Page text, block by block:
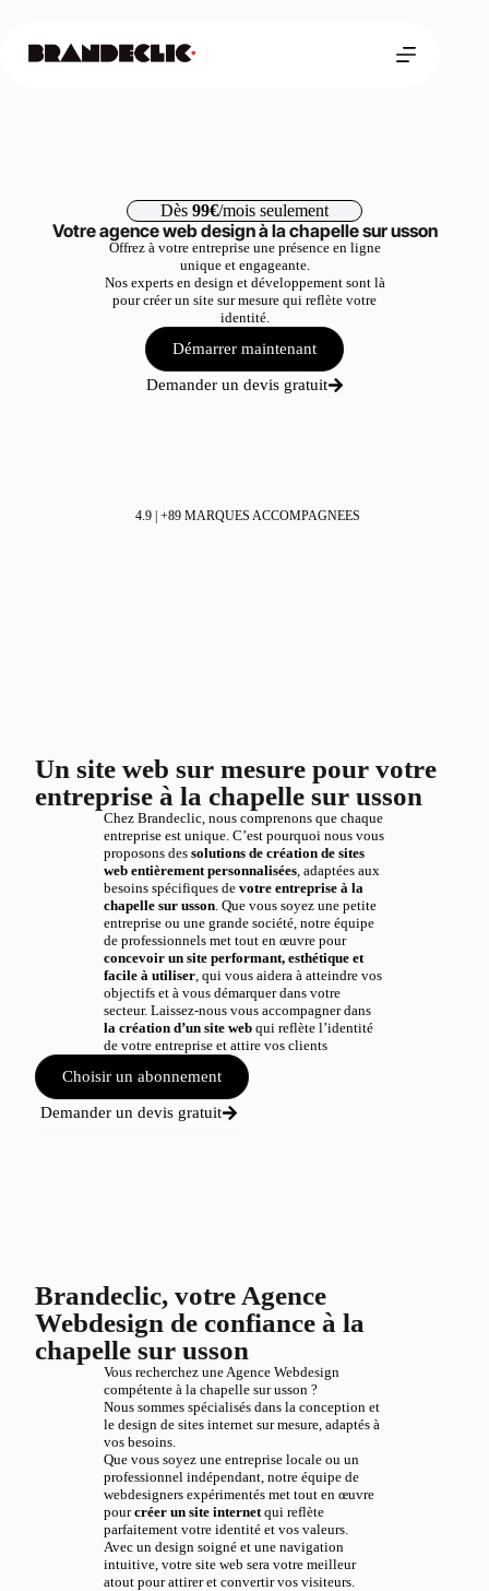
Dès 99€/mois seulement
Votre agence web design à la chapelle sur usson
Offrez à votre entreprise une présence en ligne
unique et engageante.
Nos experts en design et développement sont là
pour créer un site sur mesure qui reflète votre
identité.
Démarrer maintenant
Demander un devis gratuit
4.9 | +89 MARQUES ACCOMPAGNEES
Un site web sur mesure pour votre
entreprise à la chapelle sur usson
Chez Brandeclic, nous comprenons que chaque
entreprise est unique. C’est pourquoi nous vous
proposons des solutions de création de sites
web entièrement personnalisées, adaptées aux
besoins spécifiques de votre entreprise à la
chapelle sur usson. Que vous soyez une petite
entreprise ou une grande société, notre équipe
de professionnels met tout en œuvre pour
concevoir un site performant, esthétique et
facile à utiliser, qui vous aidera à atteindre vos
objectifs et à vous démarquer dans votre
secteur. Laissez-nous vous accompagner dans
la création d’un site webqui reflète l’identité
de votre entreprise et attire vos clients
Choisir un abonnement
Demander un devis gratuit
Brandeclic, votre Agence
Webdesign de confiance à la
chapelle sur usson
Vous recherchez une Agence Webdesign
compétente à la chapelle sur usson ?
Nous sommes spécialisés dans la conception et
le design de sites internet sur mesure, adaptés à
vos besoins.
Que vous soyez une entreprise locale ou un
professionnel indépendant, notre équipe de
webdesigners expérimentés met tout en œuvre
pourcréer un site internetqui reflète
parfaitement votre identité et vos valeurs.
Avec un design soigné et une navigation
intuitive, votre site web sera votre meilleur
atout pour attirer et convertir vos visiteurs.